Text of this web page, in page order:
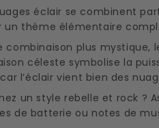
éclair se combinent
un thème élémentaire
combinaison plus
céleste symbolise la
l’éclair vient bien des
un style rebelle et rock ?
de batterie ou notes de